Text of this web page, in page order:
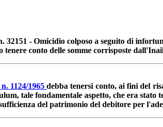
32151 - Omicidio colposo a seguito di
tenere conto delle somme corrisposte
1124/1965debba tenersi conto, ai fini del
tale fondamentale aspetto, che era
del patrimonio del debitore per